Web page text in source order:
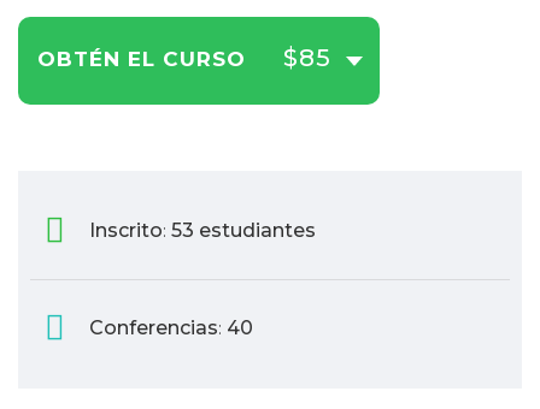
OBTÉN EL CURSO $85
Inscrito: 53 estudiantes
Conferencias: 40